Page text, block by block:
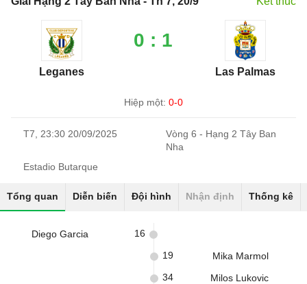
Leganes
0 : 1
Las Palmas
Hiệp một: 0-0
T7, 23:30 20/09/2025
Vòng 6 - Hạng 2 Tây Ban
Nha
Estadio Butarque
Tổng quan Diễn biến Đội hình Nhận định Thống kê
Diego Garcia 16
Mika Marmol
19
Milos Lukovic
34